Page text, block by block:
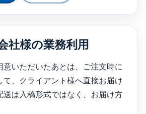
社様の業務利用
意いただいたあとは、ご注文時に
て、クライアント様へ直接お届け
送は入稿形式ではなく、お届け方